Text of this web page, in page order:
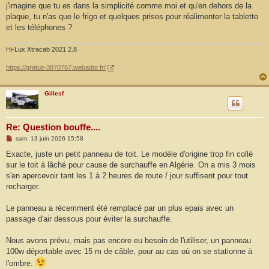
j'imagine que tu es dans la simplicité comme moi et qu'en dehors de la
plaque, tu n'as que le frigo et quelques prises pour réalimenter la tablette
et les téléphones ?
Hi-Lux Xtracab 2021 2.8
https://gratuit-3870767.webador.fr/
Gillesf
Re: Question bouffe....
M
s
a
g
sam. 13 juin 2026 15:58
Exacte, juste un petit panneau de toit. Le modèle d'origine trop fin collé
sur le toit à lâché pour cause de surchauffe en Algérie. On a mis 3 mois
s'en apercevoir tant les 1 à 2 heures de route / jour suffisent pour tout
recharger.
Le panneau a récemment été remplacé par un plus epais avec un
passage d'air dessous pour éviter la surchauffe.
Nous avons prévu, mais pas encore eu besoin de l'utiliser, un panneau
100w déportable avec 15 m de câble, pour au cas où on se stationne à
l'ombre.